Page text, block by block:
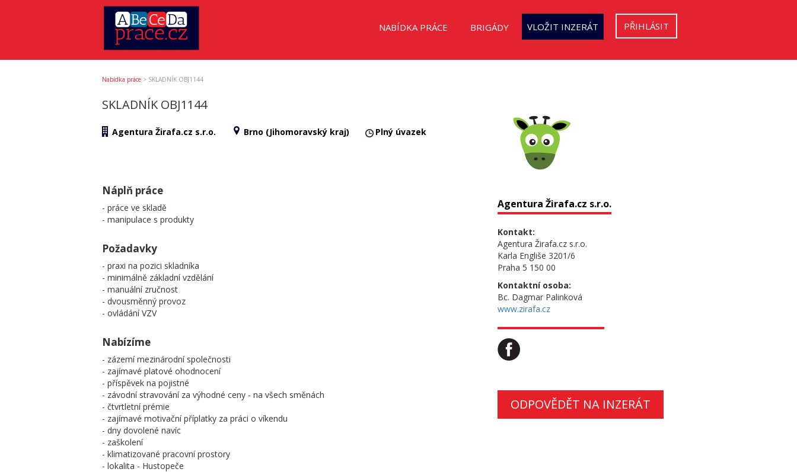
NABÍDKA PRÁCE BRIGÁDY VLOŽIT INZERÁT PŘIHLÁSIT
Nabídka práce > SKLADNÍK OBJ1144
SKLADNÍK OBJ1144
Agentura Žirafa.cz s.r.o. Brno (Jihomoravský kraj) Plný úvazek
Náplň práce
- práce ve skladě
- manipulace s produkty
Požadavky
- praxi na pozici skladníka
- minimálně základní vzdělání
- manuální zručnost
- dvousměnný provoz
- ovládání VZV
Nabízíme
- zázemí mezinárodní společnosti
- zajímavé platové ohodnocení
- příspěvek na pojistné
- závodní stravování za výhodné ceny - na všech směnách
- čtvrtletní prémie
- zajímavé motivační příplatky za práci o víkendu
- dny dovolené navíc
- zaškolení
- klimatizované pracovní prostory
- lokalita - Hustopeče
Agentura Žirafa.cz s.r.o.
Kontakt:
Agentura Žirafa.cz s.r.o.
Karla Engliše 3201/6
Praha 5 150 00
Kontaktní osoba:
Bc. Dagmar Palinková
www.zirafa.cz
ODPOVĚDĚT NA INZERÁT